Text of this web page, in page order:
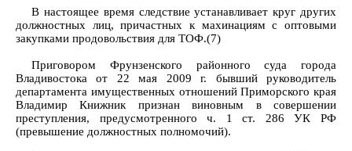
В настоящее время следствие устанавливает круг других
должностных лиц, причастных к махинациям с оптовыми
закупками продовольствия для ТОФ.(7)
Приговором Фрунзенского районного суда города
Владивостока от 22 мая 2009 г. бывший руководитель
департамента имущественных отношений Приморского края
Владимир Книжник признан виновным в совершении
преступления, предусмотренного ч. 1 ст. 286 УК РФ
(превышение должностных полномочий).